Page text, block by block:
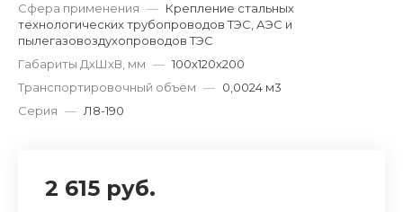
Сфера применения — Крепление стальных
технологических трубопроводов ТЭС, АЭС и
пылегазовоздухопроводов ТЭС
Габариты ДхШхВ, мм — 100х120х200
Транспортировочный объём — 0,0024 м3
Серия — Л8-190
2 615 руб.